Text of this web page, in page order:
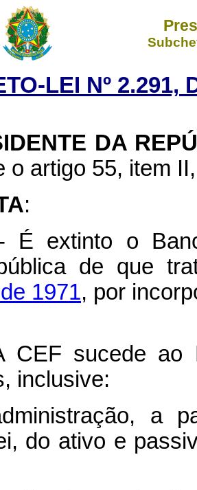
LEI Nº 2.291,
DA
o artigo 55, item
:
É extinto o
de que
1971, por
CEF sucede ao
inclusive:
a
do ativo e